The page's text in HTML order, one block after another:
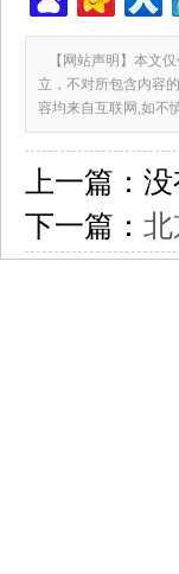
【网站声明】本文
立，不对所包含内容
容均来自互联网,如不
上一篇： 没
下一篇： 北